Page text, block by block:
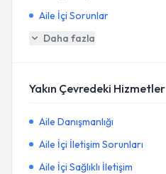
Aile İçi Sorunlar
Daha fazla
Yakın Çevredeki Hizmetler
Aile Danışmanlığı
Aile İçi İletişim Sorunları
Aile İçi Sağlıklı İletişim